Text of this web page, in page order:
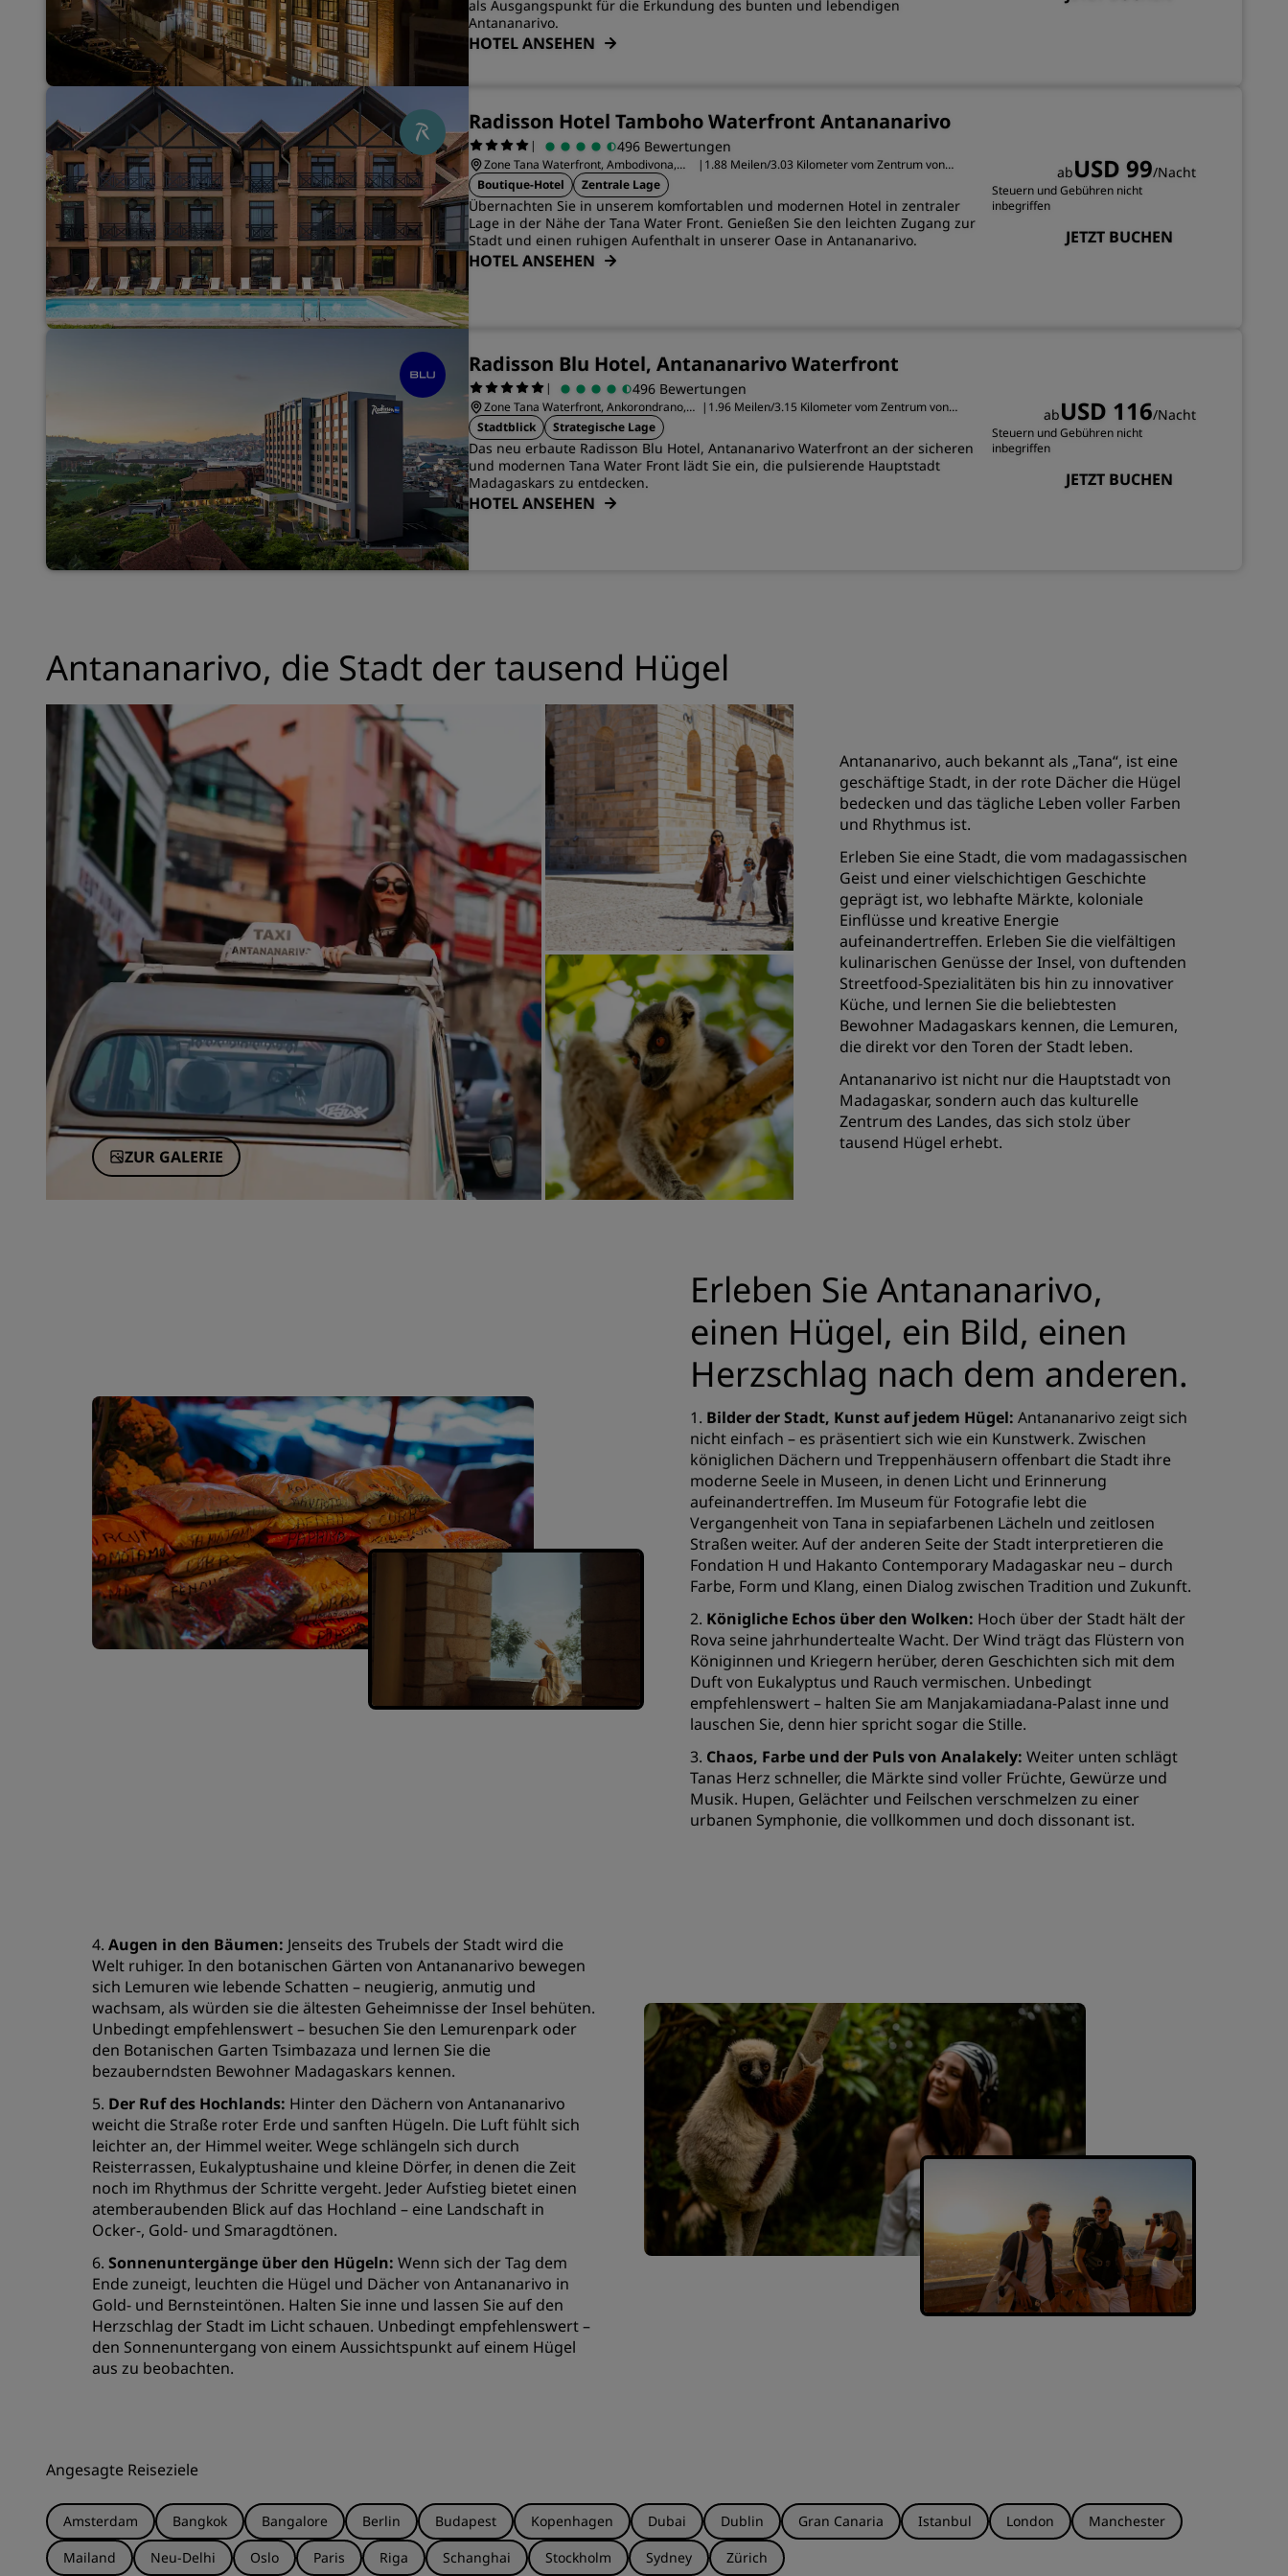
als Ausgangspunkt für die Erkundung des bunten und lebendigen
Antananarivo.
HOTEL ANSEHEN
Radisson Hotel Tamboho Waterfront Antananarivo
| 496 Bewertungen
Zone Tana Waterfront, Ambodivona,
Tananarive 101
| 1.88 Meilen/3.03 Kilometer vom Zentrum von
Boutique-Hotel Zentrale Lage
Übernachten Sie in unserem komfortablen und modernen Hotel in zentraler
Lage in der Nähe der Tana Water Front. Genießen Sie den leichten Zugang zur
Stadt und einen ruhigen Aufenthalt in unserer Oase in Antananarivo.
HOTEL ANSEHEN
abUSD 99/Nacht
Steuern und Gebühren nicht
inbegriffen
JETZT BUCHEN
Radisson Blu Hotel, Antananarivo Waterfront
| 496 Bewertungen
Zone Tana Waterfront, Ankorondrano,
Tananarive 101
| 1.96 Meilen/3.15 Kilometer vom Zentrum von
Stadtblick Strategische Lage
Das neu erbaute Radisson Blu Hotel, Antananarivo Waterfront an der sicheren
und modernen Tana Water Front lädt Sie ein, die pulsierende Hauptstadt
Madagaskars zu entdecken.
HOTEL ANSEHEN
abUSD 116/Nacht
Steuern und Gebühren nicht
inbegriffen
JETZT BUCHEN
Antananarivo, die Stadt der tausend Hügel
ZUR GALERIE
Antananarivo, auch bekannt als „Tana“, ist eine
geschäftige Stadt, in der rote Dächer die Hügel
bedecken und das tägliche Leben voller Farben
und Rhythmus ist.
Erleben Sie eine Stadt, die vom madagassischen
Geist und einer vielschichtigen Geschichte
geprägt ist, wo lebhafte Märkte, koloniale
Einflüsse und kreative Energie
aufeinandertreffen. Erleben Sie die vielfältigen
kulinarischen Genüsse der Insel, von duftenden
Streetfood-Spezialitäten bis hin zu innovativer
Küche, und lernen Sie die beliebtesten
Bewohner Madagaskars kennen, die Lemuren,
die direkt vor den Toren der Stadt leben.
Antananarivo ist nicht nur die Hauptstadt von
Madagaskar, sondern auch das kulturelle
Zentrum des Landes, das sich stolz über
tausend Hügel erhebt.
Erleben Sie Antananarivo,
einen Hügel, ein Bild, einen
Herzschlag nach dem anderen.
1. Bilder der Stadt, Kunst auf jedem Hügel: Antananarivo zeigt sich
nicht einfach – es präsentiert sich wie ein Kunstwerk. Zwischen
königlichen Dächern und Treppenhäusern offenbart die Stadt ihre
moderne Seele in Museen, in denen Licht und Erinnerung
aufeinandertreffen. Im Museum für Fotografie lebt die
Vergangenheit von Tana in sepiafarbenen Lächeln und zeitlosen
Straßen weiter. Auf der anderen Seite der Stadt interpretieren die
Fondation H und Hakanto Contemporary Madagaskar neu – durch
Farbe, Form und Klang, einen Dialog zwischen Tradition und Zukunft.
2. Königliche Echos über den Wolken: Hoch über der Stadt hält der
Rova seine jahrhundertealte Wacht. Der Wind trägt das Flüstern von
Königinnen und Kriegern herüber, deren Geschichten sich mit dem
Duft von Eukalyptus und Rauch vermischen. Unbedingt
empfehlenswert – halten Sie am Manjakamiadana-Palast inne und
lauschen Sie, denn hier spricht sogar die Stille.
3. Chaos, Farbe und der Puls von Analakely: Weiter unten schlägt
Tanas Herz schneller, die Märkte sind voller Früchte, Gewürze und
Musik. Hupen, Gelächter und Feilschen verschmelzen zu einer
urbanen Symphonie, die vollkommen und doch dissonant ist.
4. Augen in den Bäumen: Jenseits des Trubels der Stadt wird die
Welt ruhiger. In den botanischen Gärten von Antananarivo bewegen
sich Lemuren wie lebende Schatten – neugierig, anmutig und
wachsam, als würden sie die ältesten Geheimnisse der Insel behüten.
Unbedingt empfehlenswert – besuchen Sie den Lemurenpark oder
den Botanischen Garten Tsimbazaza und lernen Sie die
bezauberndsten Bewohner Madagaskars kennen.
5. Der Ruf des Hochlands: Hinter den Dächern von Antananarivo
weicht die Straße roter Erde und sanften Hügeln. Die Luft fühlt sich
leichter an, der Himmel weiter. Wege schlängeln sich durch
Reisterrassen, Eukalyptushaine und kleine Dörfer, in denen die Zeit
noch im Rhythmus der Schritte vergeht. Jeder Aufstieg bietet einen
atemberaubenden Blick auf das Hochland – eine Landschaft in
Ocker-, Gold- und Smaragdtönen.
6. Sonnenuntergänge über den Hügeln: Wenn sich der Tag dem
Ende zuneigt, leuchten die Hügel und Dächer von Antananarivo in
Gold- und Bernsteintönen. Halten Sie inne und lassen Sie auf den
Herzschlag der Stadt im Licht schauen. Unbedingt empfehlenswert –
den Sonnenuntergang von einem Aussichtspunkt auf einem Hügel
aus zu beobachten.
Angesagte Reiseziele
Amsterdam Bangkok Bangalore Berlin Budapest Kopenhagen Dubai Dublin Gran Canaria Istanbul London
Manchester
Mailand
Neu-Delhi Oslo Paris Riga Schanghai Stockholm Sydney Zürich